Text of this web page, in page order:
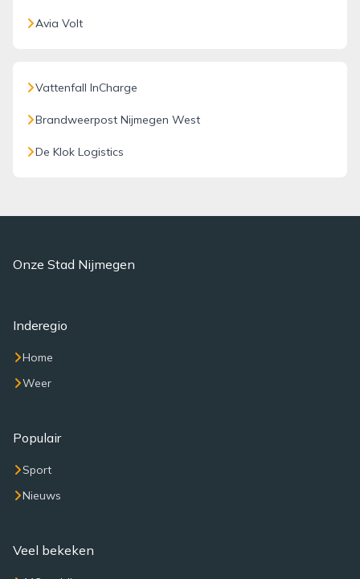
Avia Volt
Vattenfall InCharge
Brandweerpost Nijmegen West
De Klok Logistics
Onze Stad Nijmegen
Inderegio
Home
Weer
Populair
Sport
Nieuws
Veel bekeken